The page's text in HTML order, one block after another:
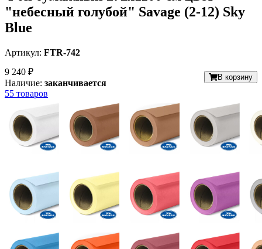
"небесный голубой" Savage (2-12) Sky
Blue
Артикул: FTR-742
9 240 ₽
Наличие: заканчивается
В корзину
55 товаров